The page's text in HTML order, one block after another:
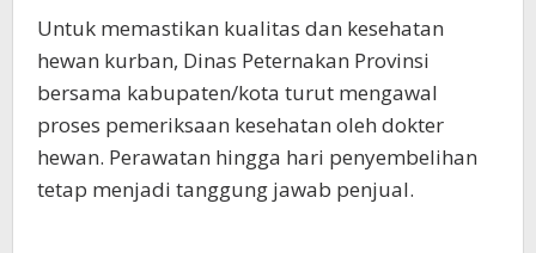
Untuk memastikan kualitas dan kesehatan
hewan kurban, Dinas Peternakan Provinsi
bersama kabupaten/kota turut mengawal
proses pemeriksaan kesehatan oleh dokter
hewan. Perawatan hingga hari penyembelihan
tetap menjadi tanggung jawab penjual.